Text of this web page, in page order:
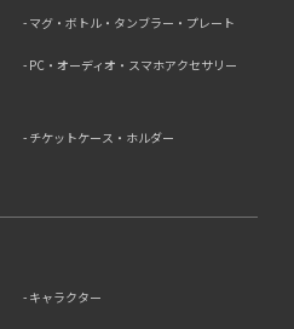
マグ・ボトル・タンブラー・プレート
PC・オーディオ・スマホアクセサリー
チケットケース・ホルダー
キャラクター